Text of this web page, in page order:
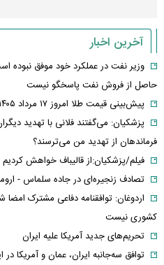
آخرین اخبار
وزیر نفت در عملکرد خود موفق نبوده
حاصل از فروش نفت پاسخگو نیست
پیش‌بینی قیمت طلا امروز ۱۷ مرداد ۱۴۰۵/ افزایش چشمگیر قیمت اونس طلا
پزشکیان: می‌گفتند فلانی با تهدید
فرماندهان از تهدید من می‌ترسند؟
فیلم/پزشکیان:از قالیباف خواهش
تصادف زنجیره‌ای در جاده سلماس - ارومیه/ ۶ فوتی و ۵
اردوغان: توافقنامه دفاعی مشترک
کشوری نیست
تحریم‌های جدید آمریکا علیه ایران
توافق سه‌جانبه ایران، عمان و آمریکا